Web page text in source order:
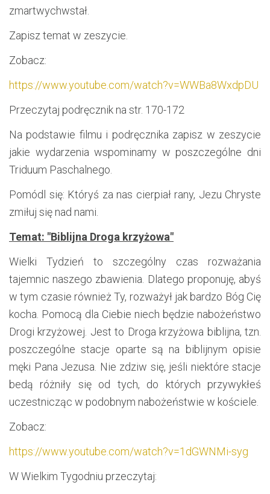
zmartwychwstał.
Zapisz temat w zeszycie.
Zobacz:
https://www.youtube.com/watch?v=WWBa8WxdpDU
Przeczytaj podręcznik na str. 170-172
Na podstawie filmu i podręcznika zapisz w zeszycie
jakie wydarzenia wspominamy w poszczególne dni
Triduum Paschalnego.
Pomódl się: Któryś za nas cierpiał rany, Jezu Chryste
zmiłuj się nad nami.
Temat: "Biblijna Droga krzyżowa"
Wielki Tydzień to szczególny czas rozważania
tajemnic naszego zbawienia. Dlatego proponuję, abyś
w tym czasie również Ty, rozważył jak bardzo Bóg Cię
kocha. Pomocą dla Ciebie niech będzie nabożeństwo
Drogi krzyżowej. Jest to Droga krzyżowa biblijna, tzn.
poszczególne stacje oparte są na biblijnym opisie
męki Pana Jezusa. Nie zdziw się, jeśli niektóre stacje
bedą różniły się od tych, do których przywykłeś
uczestnicząc w podobnym nabożeństwie w kościele.
Zobacz:
https://www.youtube.com/watch?v=1dGWNMi-syg
W Wielkim Tygodniu przeczytaj: